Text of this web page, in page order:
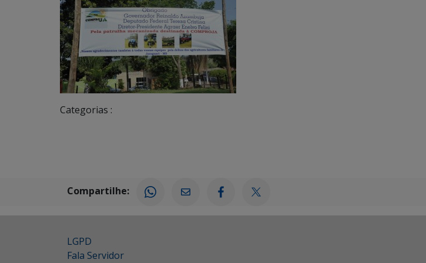
Categorias :
Compartilhe:
LGPD
Fala Servidor